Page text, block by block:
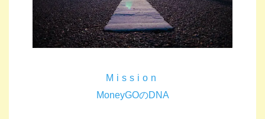
Mission
MoneyGOのDNA